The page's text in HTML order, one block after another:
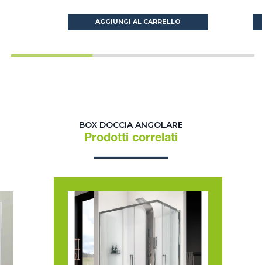
AGGIUNGI AL CARRELLO
BOX DOCCIA ANGOLARE
Prodotti correlati